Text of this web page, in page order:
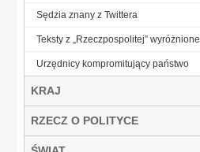
Sędzia znany z Twittera
Teksty z „Rzeczpospolitej” wyróżnione
Urzędnicy kompromitujący państwo
KRAJ
RZECZ O POLITYCE